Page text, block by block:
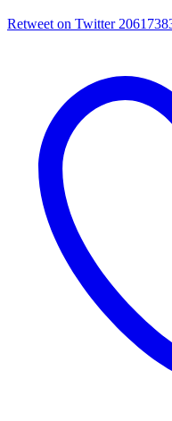
Retweet on Twitter